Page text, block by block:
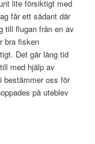
lite försiktigt med
får ett sådant där
till flugan från en av
bra fisken
Det går lång tid
med hjälp av
bestämmer oss för
på uteblev